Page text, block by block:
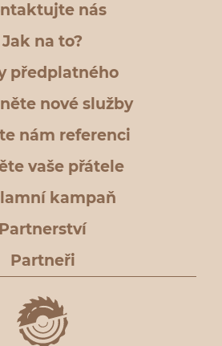
nás
Jak na to?
předplatného
nové služby
nám referenci
vaše přátele
kampaň
Partnerství
Partneři